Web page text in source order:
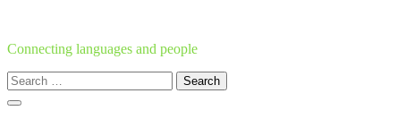
content
Connecting languages and people
Search
for: